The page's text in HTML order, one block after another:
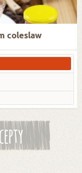
coleslaw